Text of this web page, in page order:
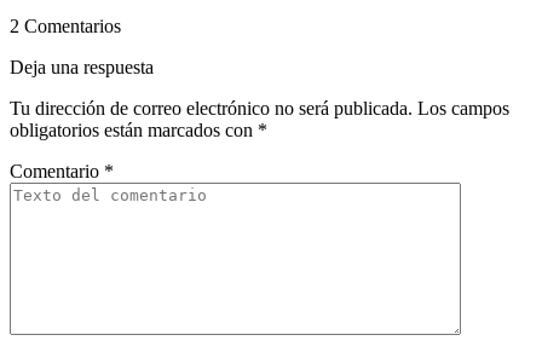
2 Comentarios
Deja una respuesta
Tu dirección de correo electrónico no será publicada. Los campos
obligatorios están marcados con *
Comentario *